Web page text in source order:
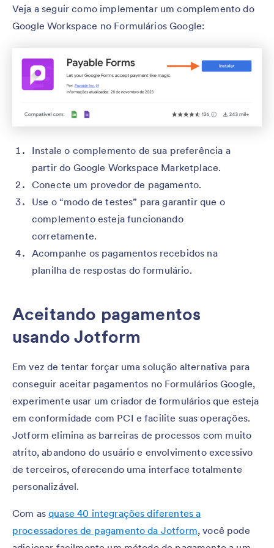
Veja a seguir como implementar um complemento do
Google Workspace no Formulários Google:
Instale o complemento de sua preferência a
partir do Google Workspace Marketplace.
Conecte um provedor de pagamento.
Use o “modo de testes” para garantir que o
complemento esteja funcionando
corretamente.
Acompanhe os pagamentos recebidos na
planilha de respostas do formulário.
Aceitando pagamentos
usando Jotform
Em vez de tentar forçar uma solução alternativa para
conseguir aceitar pagamentos no Formulários Google,
experimente usar um criador de formulários que esteja
em conformidade com PCI e facilite suas operações.
Jotform elimina as barreiras de processos com muito
atrito, abandono do usuário e envolvimento excessivo
de terceiros, oferecendo uma interface totalmente
personalizável.
Com asquase 40 integrações diferentes a
processadores de pagamento da Jotform, você pode